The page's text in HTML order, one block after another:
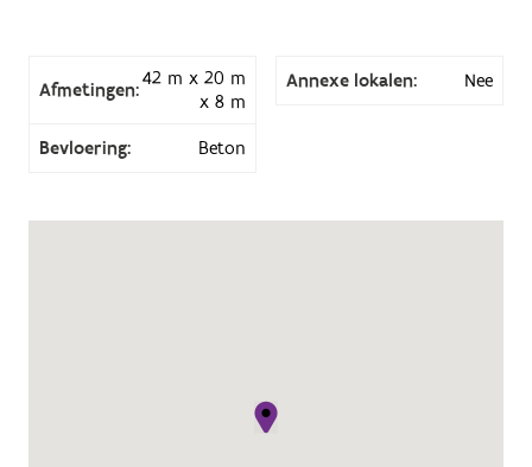
Afmetingen:42 m x 20 m
x 8 m
Annexe lokalen: Nee
Bevloering: Beton